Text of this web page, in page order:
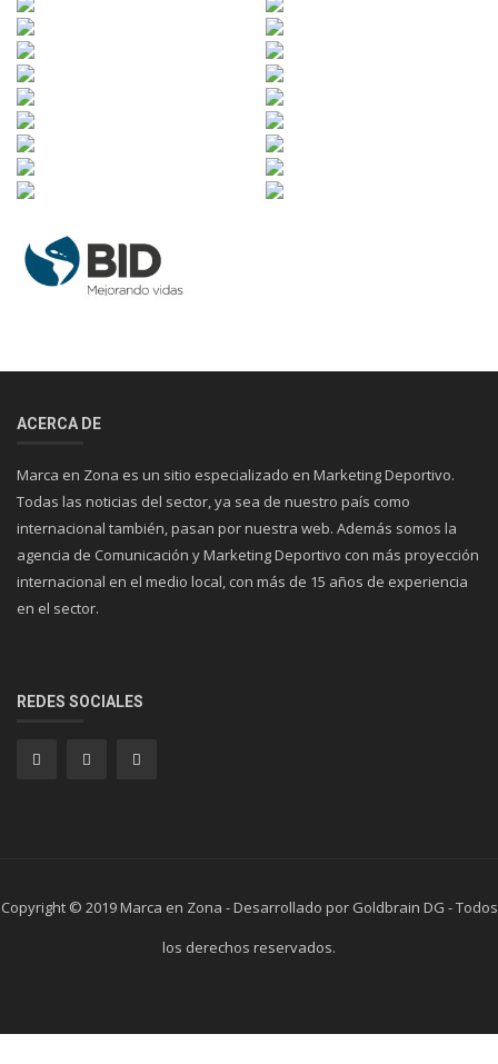
ACERCA DE
Marca en Zona es un sitio especializado en Marketing Deportivo.
Todas las noticias del sector, ya sea de nuestro país como
internacional también, pasan por nuestra web. Además somos la
agencia de Comunicación y Marketing Deportivo con más proyección
internacional en el medio local, con más de 15 años de experiencia
en el sector.
REDES SOCIALES
Copyright © 2019 Marca en Zona - Desarrollado por Goldbrain DG - Todos
los derechos reservados.